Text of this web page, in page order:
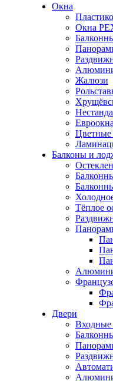
Окна
Окна
Жалюзи
Евроокна
Цветные
Балконы и
Тёплое
Двери
Входные